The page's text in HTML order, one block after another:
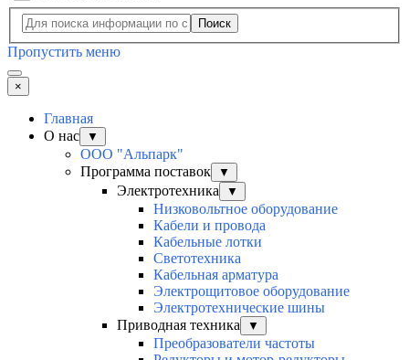
Поиск
Пропустить меню
×
Главная
О нас
▼
ООО "Альпарк"
Программа поставок
▼
Электротехника ▼
Низковольтное оборудование
Кабели и провода
Кабельные лотки
Светотехника
Кабельная арматура
Электрощитовое оборудование
Электротехнические шины
Приводная техника
▼
Преобразователи частоты